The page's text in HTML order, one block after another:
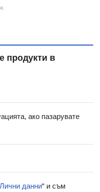
продукти в
ако пазарувате
данни“ и съм